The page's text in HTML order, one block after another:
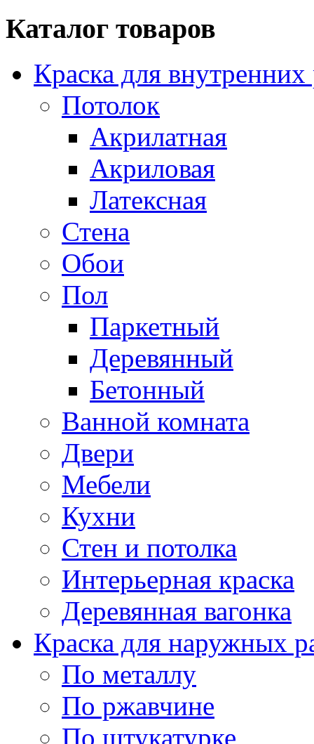
Каталог товаров
Краска для внутренних
Потолок
Акрилатная
Акриловая
Латексная
Стена
Обои
Пол
Паркетный
Деревянный
Бетонный
Ванной комната
Двери
Мебели
Кухни
Стен и потолка
Интерьерная краска
Деревянная вагонка
Краска для наружных
По металлу
По ржавчине
По штукатурке